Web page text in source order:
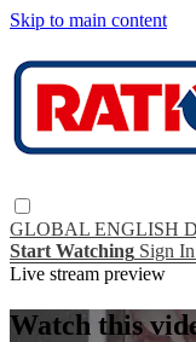
Skip to main content
GLOBAL ENGLISH
Start Watching Sign
Live stream preview
Watch this